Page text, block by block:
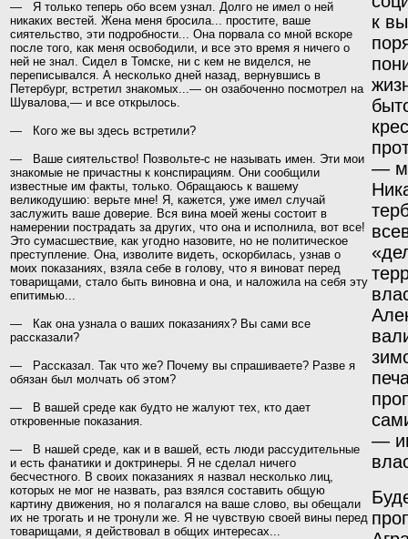
— Я только теперь обо всем узнал. Долго не имел о ней
никаких вестей. Жена меня бросила... простите, ваше
сиятельство, эти подробности... Она порвала со мной вскоре
после того, как меня освободили, и все это время я ничего о
ней не знал. Сидел в Томске, ни с кем не виделся, не
переписывался. А несколько дней назад, вернувшись в
Петербург, встретил знакомых...— он озабо­ченно посмотрел на
Шувалова,— и все открылось.
— Кого же вы здесь встретили?
— Ваше сиятельство! Позвольте-с не называть имен. Эти мои
знакомые не причастны к конспирациям. Они сообщили
известные им факты, только. Обращаюсь к вашему
великодушию: верьте мне! Я, кажется, уже имел случай
заслужить ваше доверие. Вся вина моей жены состоит в
намерении пострадать за других, что она и исполнила, вот все!
Это сумасшествие, как угодно назовите, но не политическое
преступление. Она, изволите видеть, оскорбилась, узнав о
моих показаниях, взяла себе в голову, что я виноват перед
товарищами, стало быть виновна и она, и наложила на себя эту
епитимью...
— Как она узнала о ваших показаниях? Вы сами все
рассказали?
— Рассказал. Так что же? Почему вы спрашиваете? Разве я
обязан был молчать об этом?
— В вашей среде как будто не жалуют тех, кто дает
откровенные показания.
— В нашей среде, как и в вашей, есть люди рассуди­тельные
и есть фанатики и доктринеры. Я не сделал ничего
бесчестного. В своих показаниях я назвал несколь­ко лиц,
которых не мог не назвать, раз взялся составить общую
картину движения, но я полагался на ваше слово, вы обещали
их не трогать и не тронули же. Я не чувствую своей вины перед
товарищами, я действовал в общих интересах...
к
—
—